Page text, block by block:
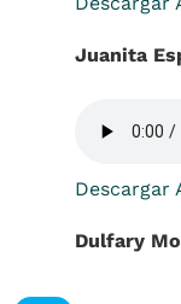
Juanita
Descargar
Dulfary